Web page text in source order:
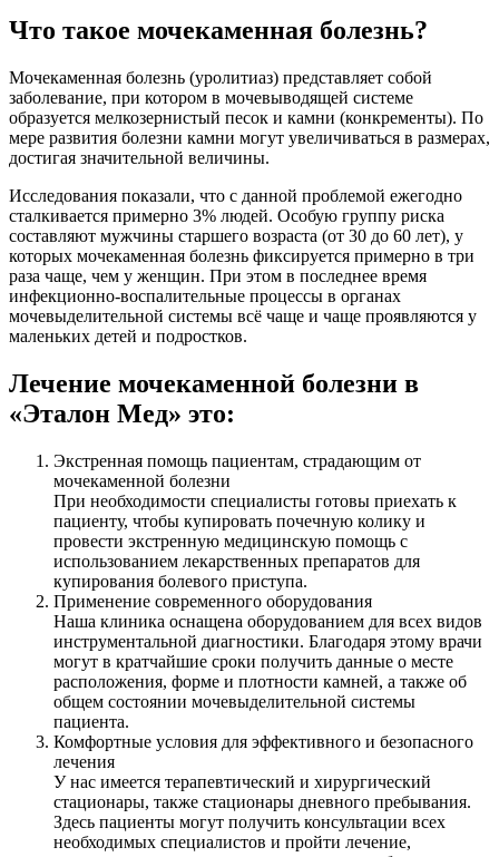
Что такое мочекаменная болезнь?
Мочекаменная болезнь (уролитиаз) представляет собой
заболевание, при котором в мочевыводящей системе
образуется мелкозернистый песок и камни (конкременты). По
мере развития болезни камни могут увеличиваться в размерах,
достигая значительной величины.
Исследования показали, что с данной проблемой ежегодно
сталкивается примерно 3% людей. Особую группу риска
составляют мужчины старшего возраста (от 30 до 60 лет), у
которых мочекаменная болезнь фиксируется примерно в три
раза чаще, чем у женщин. При этом в последнее время
инфекционно-воспалительные процессы в органах
мочевыделительной системы всё чаще и чаще проявляются у
маленьких детей и подростков.
Лечение мочекаменной болезни в
«Эталон Мед» это:
Экстренная помощь пациентам, страдающим от
мочекаменной болезни
При необходимости специалисты готовы приехать к
пациенту, чтобы купировать почечную колику и
провести экстренную медицинскую помощь с
использованием лекарственных препаратов для
купирования болевого приступа.
Применение современного оборудования
Наша клиника оснащена оборудованием для всех видов
инструментальной диагностики. Благодаря этому врачи
могут в кратчайшие сроки получить данные о месте
расположения, форме и плотности камней, а также об
общем состоянии мочевыделительной системы
пациента.
Комфортные условия для эффективного и безопасного
лечения
У нас имеется терапевтический и хирургический
стационары, также стационары дневного пребывания.
Здесь пациенты могут получить консультации всех
необходимых специалистов и пройти лечение,